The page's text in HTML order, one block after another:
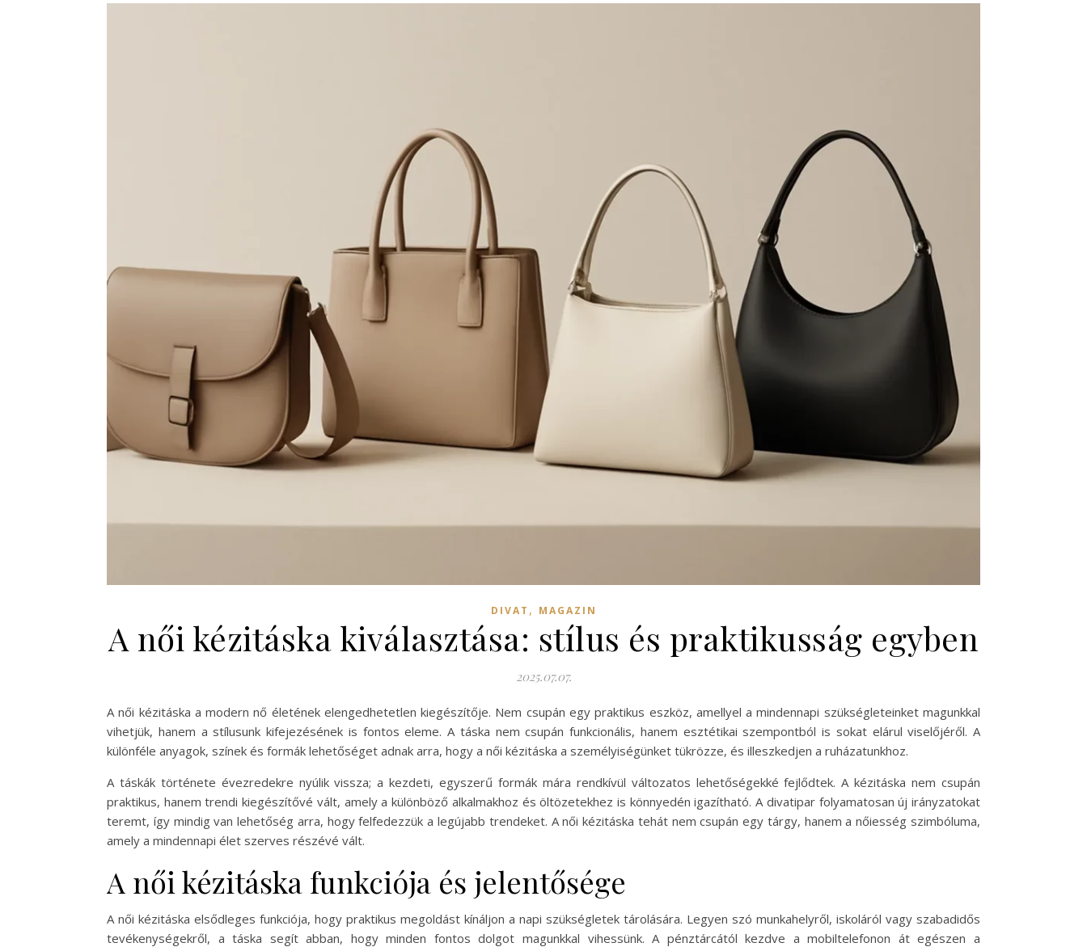
DIVAT , MAGAZIN
A női kézitáska kiválasztása: stílus és praktikusság egyben
2025.07.07.
A női kézitáska a modern nő életének elengedhetetlen kiegészítője. Nem csupán egy praktikus eszköz, amellyel a mindennapi szükségleteinket magunkkal
vihetjük, hanem a stílusunk kifejezésének is fontos eleme. A táska nem csupán funkcionális, hanem esztétikai szempontból is sokat elárul viselőjéről. A
különféle anyagok, színek és formák lehetőséget adnak arra, hogy a női kézitáska a személyiségünket tükrözze, és illeszkedjen a ruházatunkhoz.
A táskák története évezredekre nyúlik vissza; a kezdeti, egyszerű formák mára rendkívül változatos lehetőségekké fejlődtek. A kézitáska nem csupán
praktikus, hanem trendi kiegészítővé vált, amely a különböző alkalmakhoz és öltözetekhez is könnyedén igazítható. A divatipar folyamatosan új irányzatokat
teremt, így mindig van lehetőség arra, hogy felfedezzük a legújabb trendeket. A női kézitáska tehát nem csupán egy tárgy, hanem a nőiesség szimbóluma,
amely a mindennapi élet szerves részévé vált.
A női kézitáska funkciója és jelentősége
A női kézitáska elsődleges funkciója, hogy praktikus megoldást kínáljon a napi szükségletek tárolására. Legyen szó munkahelyről, iskoláról vagy szabadidős
tevékenységekről, a táska segít abban, hogy minden fontos dolgot magunkkal vihessünk. A pénztárcától kezdve a mobiltelefonon át egészen a